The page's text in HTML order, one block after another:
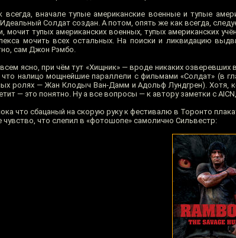
всегда, вначале тупые американские военные и тупые
Солдат создан. А потом, опять же как всегда,
мочит тупых американских военных, тупых американских
мочить всех остальных. На поиски и ликвидацию
сам Джон Рэмбо.
ясно, при чём тут «Хищник» — вроде никаких озверевших
что налицо мощнейшие параллели с фильмами «Солдат» (в
ролях — Жан Клодыч Ван-Дамм и Адольф Лундгрен). Хотя,
— это понятно. Ну а все вопросы — к автору заметки с
что сбацаный на скорую руку к фестивалю в Торонто
чувство, что слепил в «фотошопе» самолично Сильвестр: